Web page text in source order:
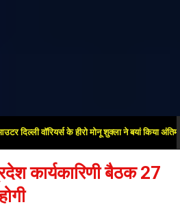
वॉरियर्स के हीरो मोनू शुक्ला ने बयां किया अंतिम गेंदों
कार्यकारिणी बैठक 27